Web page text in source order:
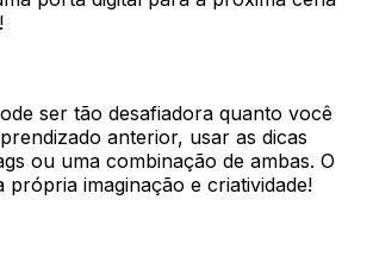
ser tão desafiadora quanto você
anterior, usar as dicas
ou uma combinação de ambas. O
própria imaginação e criatividade!